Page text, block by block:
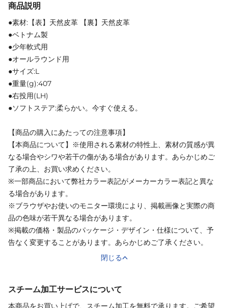
商品説明
●素材:【表】天然皮革 【裏】天然皮革
●ベトナム製
●少年軟式用
●オールラウンド用
●サイズ:L
●重量(g):407
●右投用(LH)
●ソフトステア:柔らかい。今すぐ使える。
【商品の購入にあたっての注意事項】
【本商品について】※使用される素材の特性上、素材の質感が異
なる場合やシワや若干の傷がある場合があります。あらかじめご
了承の上、お買い求めください。
※一部商品において弊社カラー表記がメーカーカラー表記と異な
る場合があります。
※ブラウザやお使いのモニター環境により、掲載画像と実際の商
品の色味が若干異なる場合があります。
※掲載の価格・製品のパッケージ・デザイン・仕様について、予
告なく変更することがあります。あらかじめご了承ください。
閉じる
スチーム加工サービスについて
本商品をお買い上げで、スチーム加工を無料で承ります。ご希望